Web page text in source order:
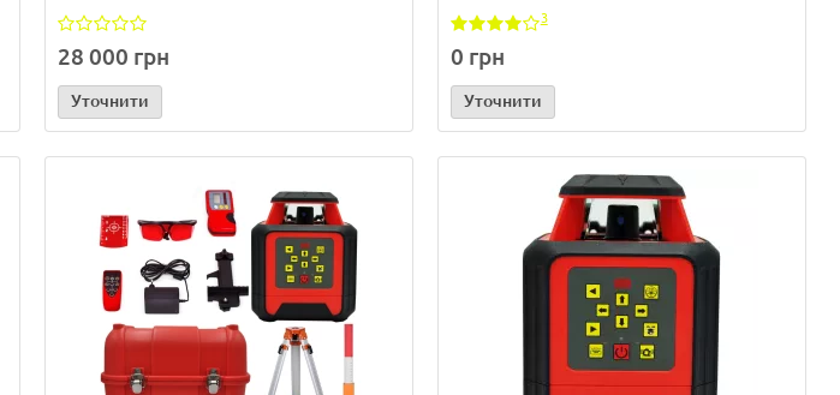
28 000 грн
Уточнити
3
0 грн
Уточнити